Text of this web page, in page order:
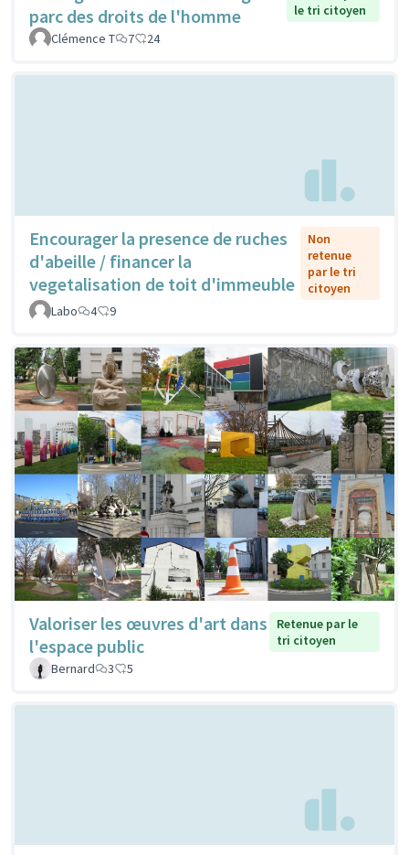
parc des droits de l'homme
le tri citoyen
Clémence T
7 24
Encourager la presence de ruches
d'abeille / financer la
vegetalisation de toit d'immeuble
Non
retenue
par le tri
citoyen
Labo
4 9
Valoriser les œuvres d'art dans
l'espace public
Retenue par le
tri citoyen
Bernard
3 5